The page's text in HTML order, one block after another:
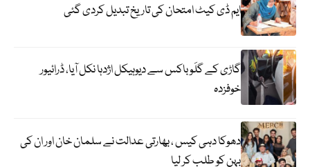
ایم ڈی کیٹ امتحان کی تاریخ تبدیل کردی گئی
گاڑی کے گلَو باکس سے دیوہیکل اژدہا نکل آیا، ڈرائیور
خوفزدہ
دھوکا دہی کیس ، بھارتی عدالت نے سلمان خان اور ان کی
بہن کو طلب کر لیا